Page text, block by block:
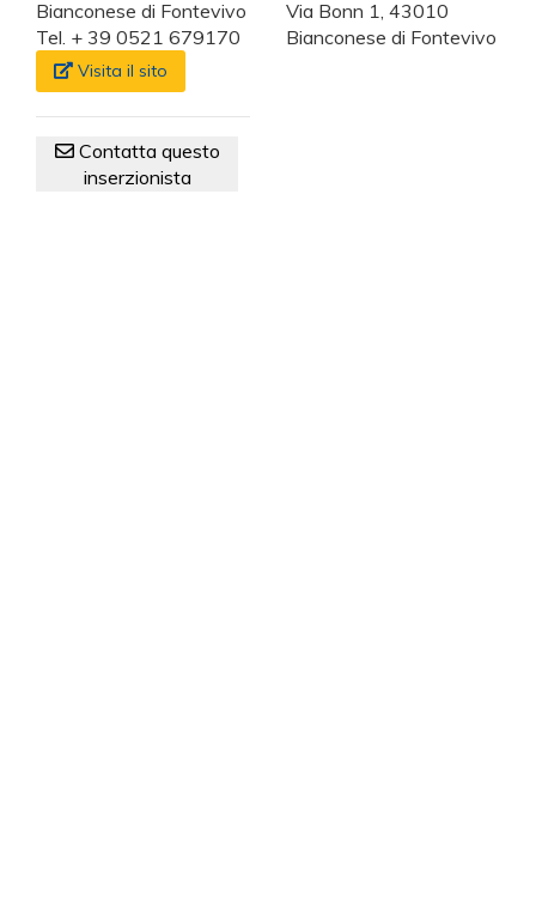
Bianconese di Fontevivo
Tel. + 39 0521 679170
Visita il sito
Contatta questo
inserzionista
Via Bonn 1, 43010
Bianconese di Fontevivo